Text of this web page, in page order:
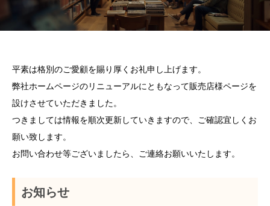
平素は格別のご愛顧を賜り厚くお礼申し上げます。
弊社ホームページのリニューアルにともなって販売店様ページを
設けさせていただきました。
つきましては情報を順次更新していきますので、ご確認宜しくお
願い致します。
お問い合わせ等ございましたら、ご連絡お願いいたします。
お知らせ